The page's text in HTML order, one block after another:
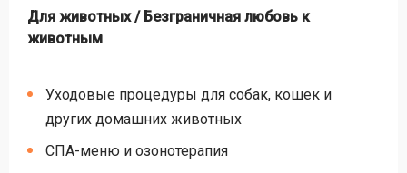
Для животных / Безграничная любовь к
животным
Уходовые процедуры для собак, кошек и
других домашних животных
СПА-меню и озонотерапия